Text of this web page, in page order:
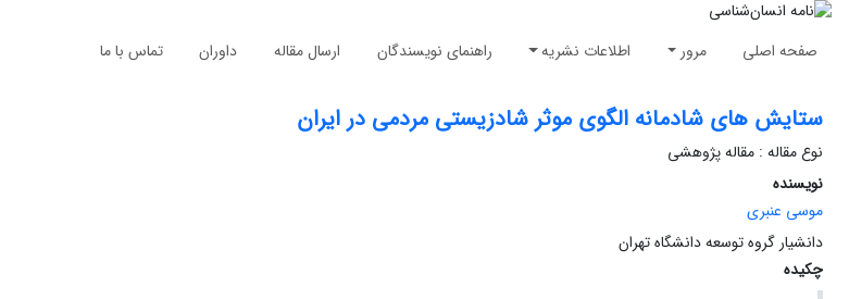
صفحه اصلی مرور اطلاعات نشریه راهنمای نویسندگان ارسال مقاله داوران تماس با ما
ستایش های شادمانه الگوی موثر شادزیستی مردمی در ایران
نوع مقاله : مقاله پژوهشی
نویسنده
موسی عنبری
دانشیار گروه توسعه دانشگاه تهران
چکیده